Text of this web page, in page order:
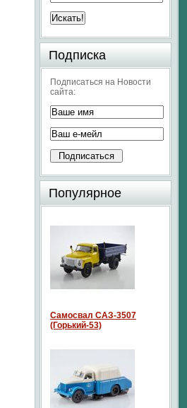
Подписка
Подписаться на Новости
сайта:
Популярное
Самосвал САЗ-3507
(Горький-53)